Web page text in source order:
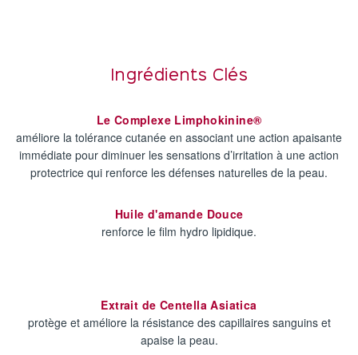
Ingrédients Clés
Le Complexe Limphokinine®
améliore la tolérance cutanée en associant une action apaisante
immédiate pour diminuer les sensations d’irritation à une action
protectrice qui renforce les défenses naturelles de la peau.
Huile d'amande Douce
renforce le film hydro lipidique.
Extrait de Centella Asiatica
protège et améliore la résistance des capillaires sanguins et
apaise la peau.